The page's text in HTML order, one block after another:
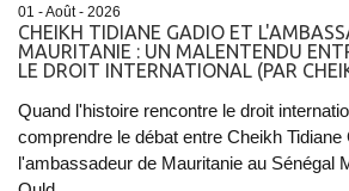
01 - Août - 2026
CHEIKH TIDIANE GADIO ET
MAURITANIE : UN MALENTENDU
LE DROIT INTERNATIONAL (PAR
Quand l'histoire rencontre le droit
comprendre le débat entre Cheikh Tidiane
l'ambassadeur de Mauritanie au Sénégal